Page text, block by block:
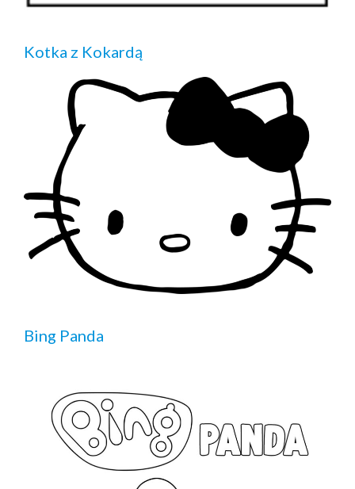
Kotka z Kokardą
Bing Panda